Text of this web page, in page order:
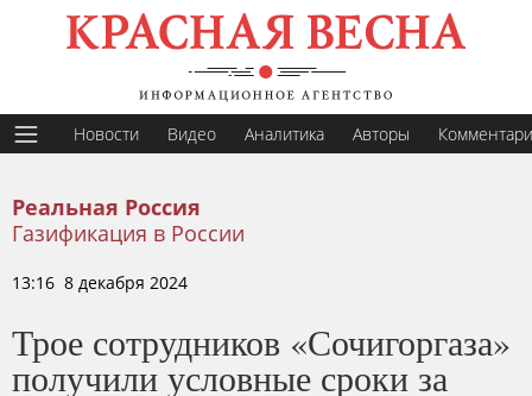
Новости Видео Аналитика Авторы
Реальная Россия
Газификация в России
13:16 8 декабря 2024
Трое сотрудников «Сочигоргаза»
получили условные сроки за